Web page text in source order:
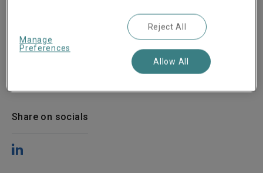
Leestijd
Share on socials
Manage
Preferences
Reject All
Allow All